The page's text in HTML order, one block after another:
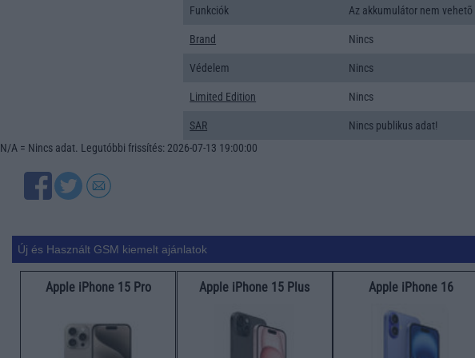
Funkciók Az akkumulátor nem vehetõ
Brand Nincs
Védelem Nincs
Limited Edition Nincs
SAR
Nincs publikus adat!
N/A = Nincs adat. Legutóbbi frissítés: 2026-07-13 19:00:00
Új és Használt GSM kiemelt ajánlatok
Apple iPhone 15 Pro Apple iPhone 15 Plus Apple iPhone 16